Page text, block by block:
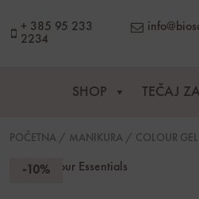
+ 385 95 233
2234
SHOP TEČAJ
POČETNA / MANIKURA / COLOUR GEL
-10%